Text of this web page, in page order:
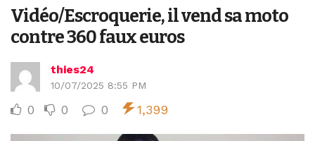
Vidéo/Escroquerie, il vend sa moto
contre 360 faux euros
thies24
10/07/2025 8:55 PM
0 0 0 1,399